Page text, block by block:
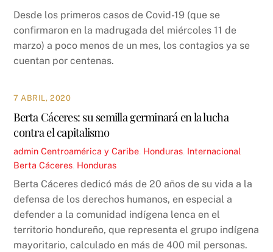
Desde los primeros casos de Covid-19 (que se
confirmaron en la madrugada del miércoles 11 de
marzo) a poco menos de un mes, los contagios ya se
cuentan por centenas.
7 ABRIL, 2020
Berta Cáceres: su semilla germinará en la lucha
contra el capitalismo
admin Centroamérica y Caribe Honduras Internacional
Berta Cáceres Honduras
Berta Cáceres dedicó más de 20 años de su vida a la
defensa de los derechos humanos, en especial a
defender a la comunidad indígena lenca en el
territorio hondureño, que representa el grupo indígena
mayoritario, calculado en más de 400 mil personas.